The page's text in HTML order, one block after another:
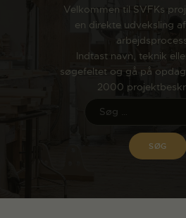
Velkommen til SVFKs
en direkte udveksling
Indtast navn, teknik
søgefeltet og gå på
2000
CHANNEL
ANSØG
OM SVFK
ENGLISH